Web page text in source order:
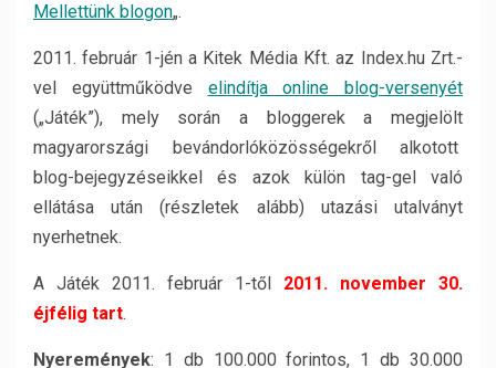
Mellettünk blogon„.
2011. február 1-jén a Kitek Média Kft. az Index.hu Zrt.-
vel együttműködve elindítja online blog-versenyét
(„Játék”), mely során a bloggerek a megjelölt
magyarországi bevándorlóközösségekről alkotott
blog-bejegyzéseikkel és azok külön tag-gel való
ellátása után (részletek alább) utazási utalványt
nyerhetnek.
A Játék 2011. február 1-től 2011. november 30.
éjfélig tart.
Nyeremények: 1 db 100.000 forintos, 1 db 30.000